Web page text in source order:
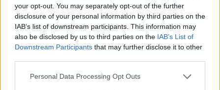
your opt-out. You may separately opt-out of the further
disclosure of your personal information by third parties on the
IAB’s list of downstream participants. This information may
also be disclosed by us to third parties on the IAB’s List of
Downstream Participants that may further disclose it to other
Please note that this website/app uses one or more Google
Personal Data Processing Opt Outs